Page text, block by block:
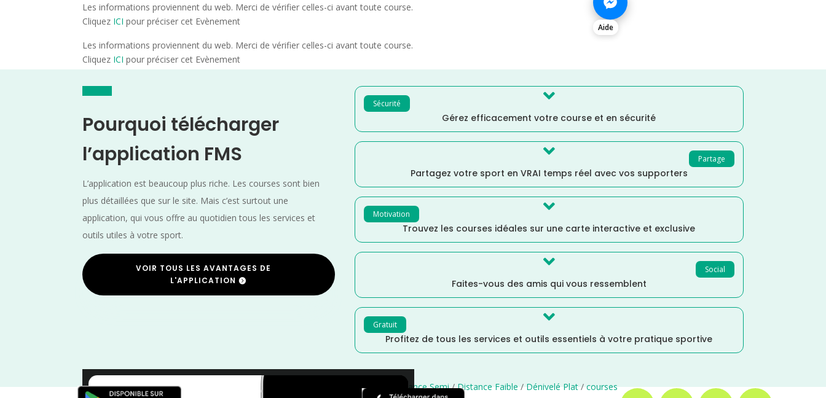
Les informations proviennent du web. Merci de vérifier celles-ci avant toute course.
Cliquez ICI pour préciser cet Evènement
Les informations proviennent du web. Merci de vérifier celles-ci avant toute course.
Cliquez ICI pour préciser cet Evènement
Aide
Pourquoi télécharger
l’application FMS
L’application est beaucoup plus riche. Les courses sont bien
plus détaillées que sur le site. Mais c’est surtout une
application, qui vous offre au quotidien tous les services et
outils utiles à votre sport.
VOIR TOUS LES AVANTAGES DE
L'APPLICATION
Sécurité 
Gérez efficacement votre course et en sécurité
Partage

Partagez votre sport en VRAI temps réel avec vos supporters
Motivation 
Trouvez les courses idéales sur une carte interactive et exclusive
Social

Faites-vous des amis qui vous ressemblent
Gratuit 
Profitez de tous les services et outils essentiels à votre pratique sportive
/ France Distance Semi/Distance Faible/Dénivelé Plat/courses